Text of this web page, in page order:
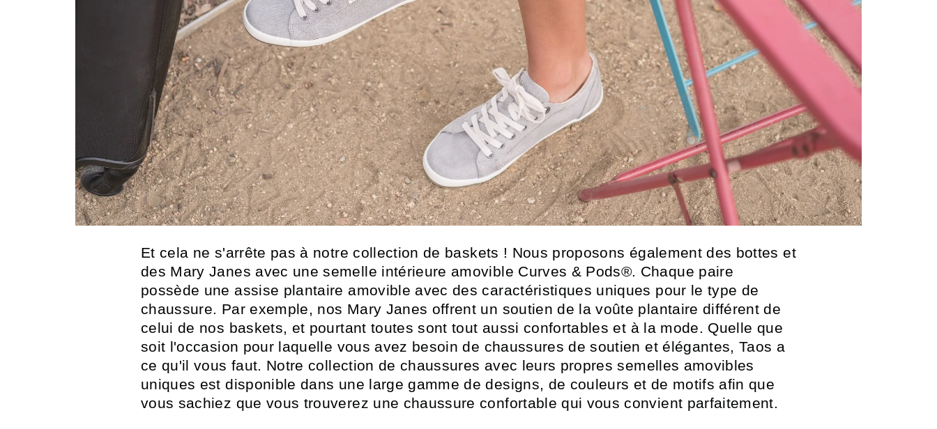
Et cela ne s'arrête pas à notre collection de baskets ! Nous proposons également des bottes et
des Mary Janes avec une semelle intérieure amovible Curves & Pods®. Chaque paire
possède une assise plantaire amovible avec des caractéristiques uniques pour le type de
chaussure. Par exemple, nos Mary Janes offrent un soutien de la voûte plantaire différent de
celui de nos baskets, et pourtant toutes sont tout aussi confortables et à la mode. Quelle que
soit l'occasion pour laquelle vous avez besoin de chaussures de soutien et élégantes, Taos a
ce qu'il vous faut. Notre collection de chaussures avec leurs propres semelles amovibles
uniques est disponible dans une large gamme de designs, de couleurs et de motifs afin que
vous sachiez que vous trouverez une chaussure confortable qui vous convient parfaitement.